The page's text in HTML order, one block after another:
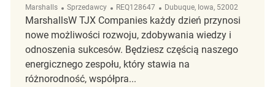
Marshalls Kategoria
Sprzedawcy ReqId
REQ128647 Lokalizacja
Dubuque, Iowa, 52002
MarshallsW TJX Companies każdy dzień przynosi
nowe możliwości rozwoju, zdobywania wiedzy i
odnoszenia sukcesów. Będziesz częścią naszego
energicznego zespołu, który stawia na
różnorodność, współpra...